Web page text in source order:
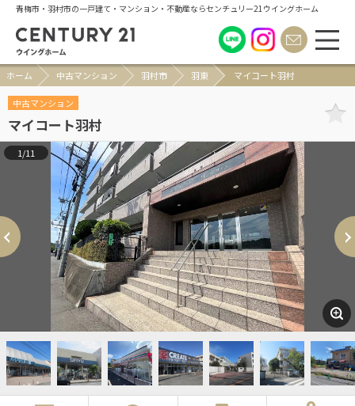
青梅市・羽村市の一戸建て・マンション・不動産ならセンチュリー21ウイングホーム
ホーム 中古マンション 羽村市 羽東 マイコート羽村
中古マンション
マイコート羽村
1/11